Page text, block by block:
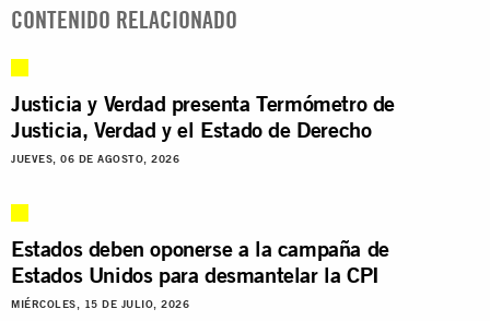
CONTENIDO RELACIONADO
Justicia y Verdad presenta Termómetro de
Justicia, Verdad y el Estado de Derecho
JUEVES, 06 DE AGOSTO, 2026
Estados deben oponerse a la campaña de
Estados Unidos para desmantelar la CPI
MIÉRCOLES, 15 DE JULIO, 2026